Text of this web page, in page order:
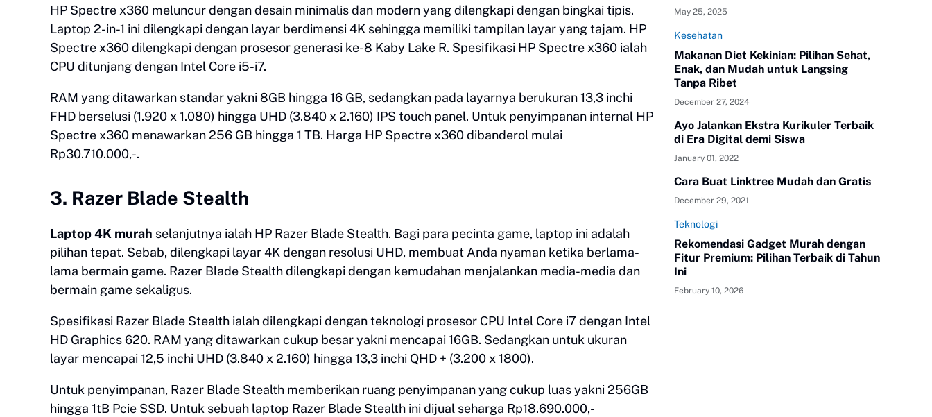
HP Spectre x360 meluncur dengan desain minimalis dan modern yang dilengkapi dengan bingkai tipis.
Laptop 2-in-1 ini dilengkapi dengan layar berdimensi 4K sehingga memiliki tampilan layar yang tajam. HP
Spectre x360 dilengkapi dengan prosesor generasi ke-8 Kaby Lake R. Spesifikasi HP Spectre x360 ialah
CPU ditunjang dengan Intel Core i5-i7.
RAM yang ditawarkan standar yakni 8GB hingga 16 GB, sedangkan pada layarnya berukuran 13,3 inchi
FHD berselusi (1.920 x 1.080) hingga UHD (3.840 x 2.160) IPS touch panel. Untuk penyimpanan internal HP
Spectre x360 menawarkan 256 GB hingga 1 TB. Harga HP Spectre x360 dibanderol mulai
Rp30.710.000,-.
3. Razer Blade Stealth
Laptop 4K murah selanjutnya ialah HP Razer Blade Stealth. Bagi para pecinta game, laptop ini adalah
pilihan tepat. Sebab, dilengkapi layar 4K dengan resolusi UHD, membuat Anda nyaman ketika berlama-
lama bermain game. Razer Blade Stealth dilengkapi dengan kemudahan menjalankan media-media dan
bermain game sekaligus.
Spesifikasi Razer Blade Stealth ialah dilengkapi dengan teknologi prosesor CPU Intel Core i7 dengan Intel
HD Graphics 620. RAM yang ditawarkan cukup besar yakni mencapai 16GB. Sedangkan untuk ukuran
layar mencapai 12,5 inchi UHD (3.840 x 2.160) hingga 13,3 inchi QHD + (3.200 x 1800).
Untuk penyimpanan, Razer Blade Stealth memberikan ruang penyimpanan yang cukup luas yakni 256GB
hingga 1tB Pcie SSD. Untuk sebuah laptop Razer Blade Stealth ini dijual seharga Rp18.690.000,-
May 25, 2025
Kesehatan
Makanan Diet Kekinian: Pilihan Sehat,
Enak, dan Mudah untuk Langsing
Tanpa Ribet
December 27, 2024
Ayo Jalankan Ekstra Kurikuler Terbaik
di Era Digital demi Siswa
January 01, 2022
Cara Buat Linktree Mudah dan Gratis
December 29, 2021
Teknologi
Rekomendasi Gadget Murah dengan
Fitur Premium: Pilihan Terbaik di Tahun
Ini
February 10, 2026